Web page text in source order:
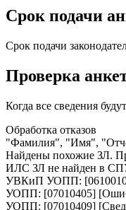
Срок подачи
Срок подачи
Проверка
Когда все сведения
Обработка отказов
"Фамилия", "Имя",
Найдены похожие ЗЛ.
ИЛС ЗЛ не найден в
УВКиП УОПП:
УОПП: [07010405]
УОПП: [07010409]